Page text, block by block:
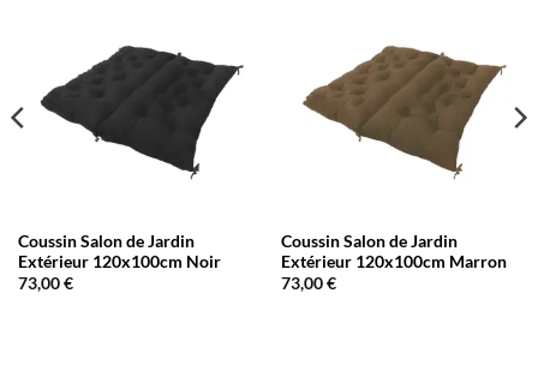
Coussin Salon de Jardin
Extérieur 120x100cm Noir
73,00€
Coussin Salon de Jardin
Extérieur 120x100cm Marron
73,00€